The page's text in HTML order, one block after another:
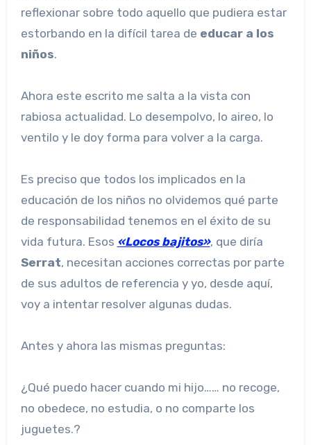
reflexionar sobre todo aquello que pudiera estar
estorbando en la difícil tarea de educar a los
niños.
Ahora este escrito me salta a la vista con
rabiosa actualidad. Lo desempolvo, lo aireo, lo
ventilo y le doy forma para volver a la carga.
Es preciso que todos los implicados en la
educación de los niños no olvidemos qué parte
de responsabilidad tenemos en el éxito de su
vida futura. Esos «Locos bajitos», que diría
Serrat, necesitan acciones correctas por parte
de sus adultos de referencia y yo, desde aquí,
voy a intentar resolver algunas dudas.
Antes y ahora las mismas preguntas:
¿Qué puedo hacer cuando mi hijo…… no recoge,
no obedece, no estudia, o no comparte los
juguetes.?